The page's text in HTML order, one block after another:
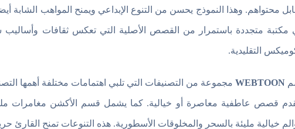
محتواهم. وهذا النموذج يحسن من التنوع الإبداعي ويمنح المواهب الشابة
التقليدية.
WEBTOON مجموعة من التصنيفات التي تلبي اهتمامات مختلفة أهمها
قصص عاطفية معاصرة أو خيالية. كما يشمل قسم الأكشن مغامرات مليئة
خيالية مليئة بالسحر والمخلوقات الأسطورية. هذه التنوعات تمنح القارئ